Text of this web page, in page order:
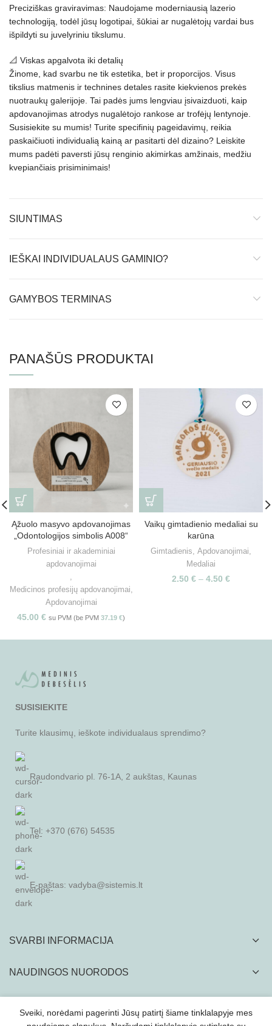
Preciziškas graviravimas: Naudojame moderniausią lazerio
technologiją, todėl jūsų logotipai, šūkiai ar nugalėtojų vardai bus
išpildyti su juvelyriniu tikslumu.
📐 Viskas apgalvota iki detalių
Žinome, kad svarbu ne tik estetika, bet ir proporcijos. Visus
tikslius matmenis ir technines detales rasite kiekvienos prekės
nuotraukų galerijoje. Tai padės jums lengviau įsivaizduoti, kaip
apdovanojimas atrodys nugalėtojo rankose ar trofėjų lentynoje.
Susisiekite su mumis! Turite specifinių pageidavimų, reikia
paskaičiuoti individualią kainą ar pasitarti dėl dizaino? Leiskite
mums padėti paversti jūsų renginio akimirkas amžinais, medžiu
kvepiančiais prisiminimais!
SIUNTIMAS
IEŠKAI INDIVIDUALAUS GAMINIO?
GAMYBOS TERMINAS
PANAŠŪS PRODUKTAI
Ąžuolo masyvo apdovanojimas
„Odontologijos simbolis A008“
Profesiniai ir akademiniai
apdovanojimai
Medicinos profesijų apdovanojimai
Apdovanojimai
45.00 € su PVM (be PVM 37.19 €)
Vaikų gimtadienio medaliai su
karūna
Gimtadienis Apdovanojimai
Medaliai
2.50 € – 4.50 €
SUSISIEKITE
Turite klausimų, ieškote individualaus sprendimo?
Raudondvario pl. 76-1A, 2 aukštas, Kaunas
Tel: +370 (676) 54535
E-paštas: vadyba@sistemis.lt
SVARBI INFORMACIJA
NAUDINGOS NUORODOS
Sveiki, norėdami pagerinti Jūsų patirtį šiame tinklalapyje mes